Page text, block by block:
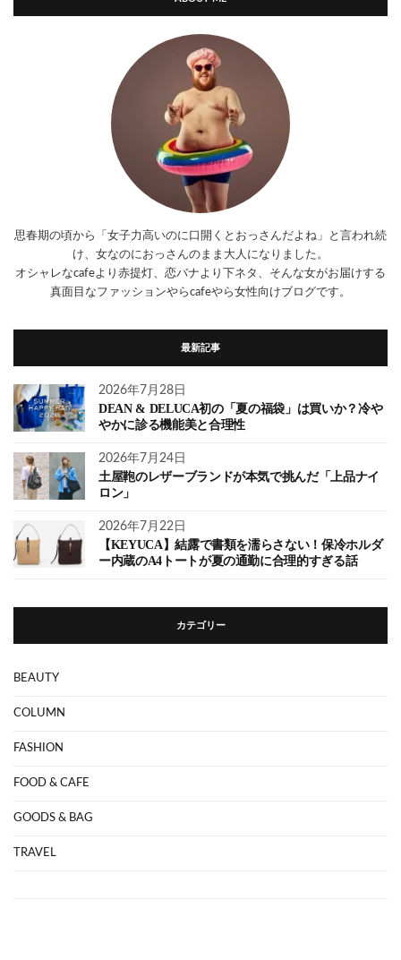
思春期の頃から「女子力高いのに口開くとおっさんだよね」と言われ続
け、女なのにおっさんのまま大人になりました。
オシャレなcafeより赤提灯、恋バナより下ネタ、そんな女がお届けする
真面目なファッションやらcafeやら女性向けブログです。
最新記事
2026年7月28日
DEAN & DELUCA初の「夏の福袋」は買いか？冷や
やかに診る機能美と合理性
2026年7月24日
土屋鞄のレザーブランドが本気で挑んだ「上品ナイ
ロン」
2026年7月22日
【KEYUCA】結露で書類を濡らさない！保冷ホルダ
ー内蔵のA4トートが夏の通勤に合理的すぎる話
カテゴリー
BEAUTY
COLUMN
FASHION
FOOD & CAFE
GOODS & BAG
TRAVEL